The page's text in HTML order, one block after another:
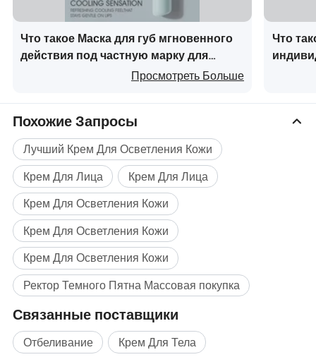
Что такое Маска для губ мгновенного
действия под частную марку для
ежедневного ухода за губами,
Просмотреть Больше
Что
Похожие Запросы
Лучший Крем Для Осветления Кожи
Крем Для Лица
Крем Для Лица
Крем Для Осветления Кожи
Крем Для Осветления Кожи
Крем Для Осветления Кожи
Ректор Темного Пятна Массовая покупка
Связанные поставщики
Отбеливание Крем Для Тела